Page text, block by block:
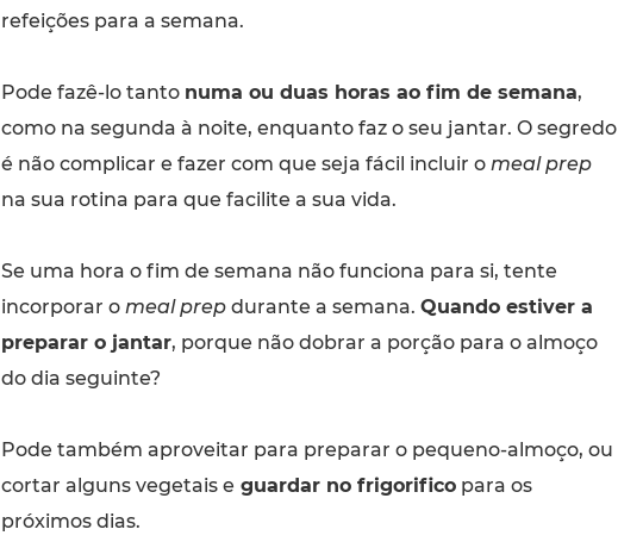
refeições para a semana.
Pode fazê-lo tanto numa ou duas horas ao fim de semana,
como na segunda à noite, enquanto faz o seu jantar. O segredo
é não complicar e fazer com que seja fácil incluir o meal prep
na sua rotina para que facilite a sua vida.
Se uma hora o fim de semana não funciona para si, tente
incorporar o meal prepdurante a semana. Quando estiver a
preparar o jantar, porque não dobrar a porção para o almoço
do dia seguinte?
Pode também aproveitar para preparar o pequeno-almoço, ou
cortar alguns vegetais e guardar no frigorificopara os
próximos dias.